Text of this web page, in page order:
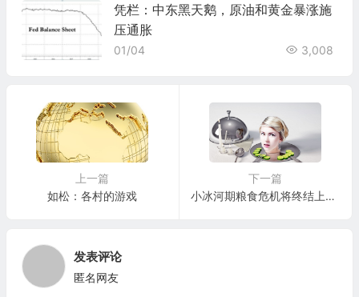
凭栏：中东黑天鹅，原油和黄金暴涨施
压通胀
01/04 3,008
上一篇
如松：各村的游戏
下一篇
小冰河期粮食危机将终结上个世代！
发表评论
匿名网友